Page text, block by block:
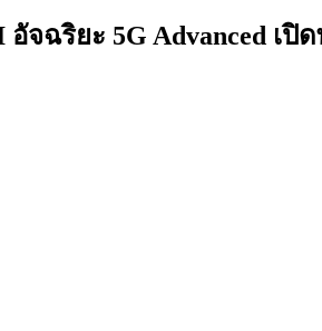
จฉริยะ 5G Advanced เปิ